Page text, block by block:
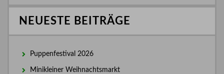
NEUESTE BEITRÄGE
Puppenfestival 2026
Minikleiner Weihnachtsmarkt